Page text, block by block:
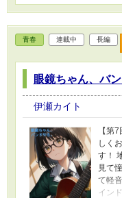
青春 連載中 長編
眼鏡ちゃん、バン
伊瀬カイト
【第
しく
す！
見て
て軽
イン